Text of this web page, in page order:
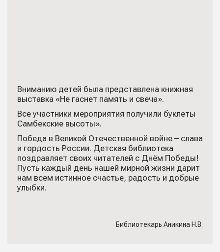
Вниманию детей была представлена книжная
выставка «Не гаснет память и свеча».
Все участники мероприятия получили буклеты
Самбекские высоты».
Победа в Великой Отечественной войне – слава
и гордость России. Детская библиотека
поздравляет своих читателей с Днём Победы!
Пусть каждый день нашей мирной жизни дарит
нам всем истинное счастье, радость и добрые
улыбки.
Библиотекарь Аникина Н.В.